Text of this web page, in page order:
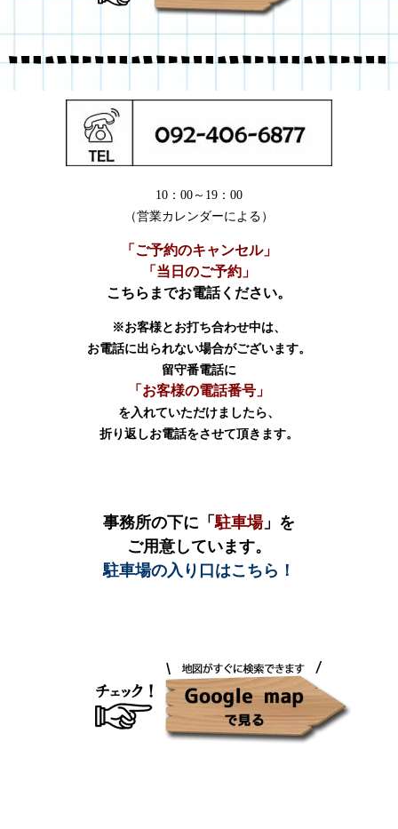
10：00～19：00
（営業カレンダーによる）
「ご予約のキャンセル」
「当日のご予約」
こちらまでお電話ください。
※お客様とお打ち合わせ中は、
お電話に出られない場合がございます。
留守番電話に
「お客様の電話番号」
を入れていただけましたら、
折り返しお電話をさせて頂きます。
事務所の下に「駐車場」を
ご用意しています。
駐車場の入り口はこちら！